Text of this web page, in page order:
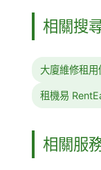
相關搜
大廈維修租用
租機易
相關服